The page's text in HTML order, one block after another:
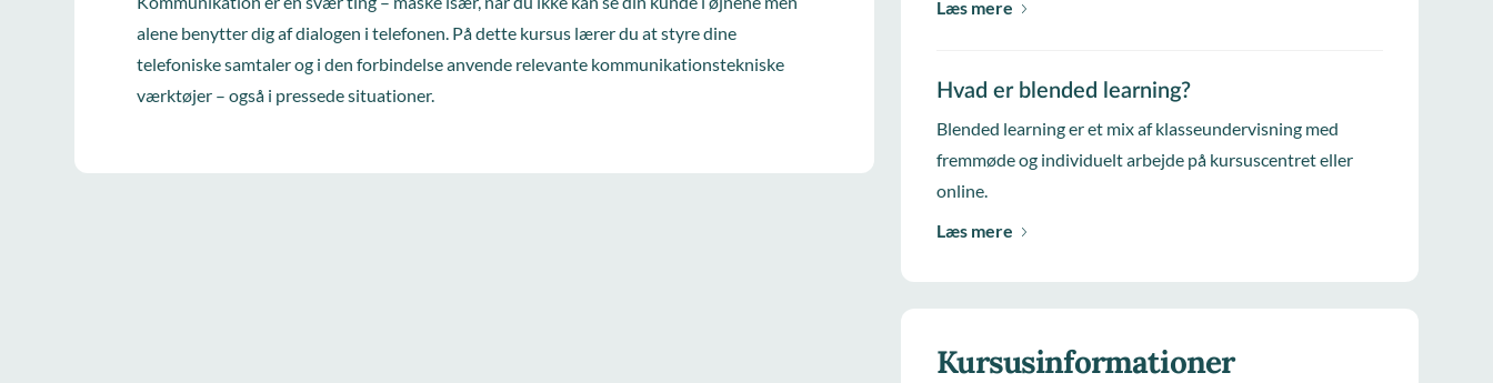
alene benytter dig af dialogen i telefonen. På dette kursus lærer du at styre dine
telefoniske samtaler og i den forbindelse anvende relevante kommunikationstekniske
værktøjer – også i pressede situationer.
Læs mere
Hvad er blended learning?
Blended learning er et mix af klasseundervisning med
fremmøde og individuelt arbejde på kursuscentret eller
online.
Læs mere
Kursusinformationer